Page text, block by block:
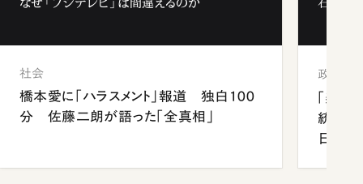
なぜ「フジテレビ」は間違えるのか
社会
橋本愛に「ハラスメント」報道 独白100
分 佐藤二朗が語った「全真相」
石破茂
政治
「楽し
統領と
日米